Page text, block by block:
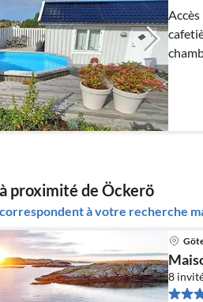
proximité de Öckerö
à votre recherche
8